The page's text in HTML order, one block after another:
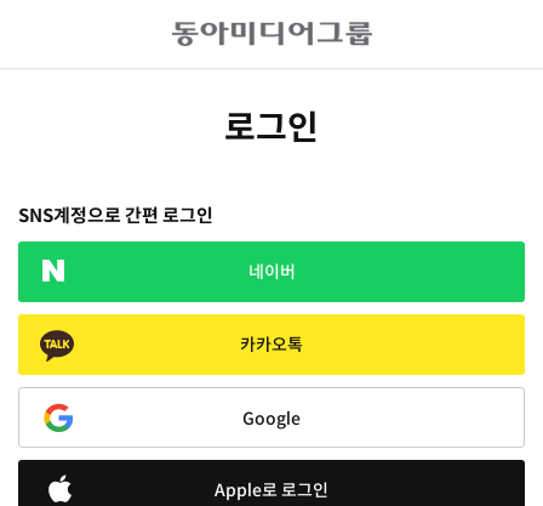
로그인
SNS계정으로 간편 로그인
네이버
카카오톡
Google
Apple로 로그인